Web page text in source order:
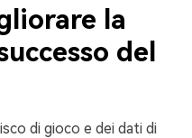
la
del
di gioco e dei dati di